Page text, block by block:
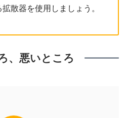
散器を使用しましょう。
、悪いところ